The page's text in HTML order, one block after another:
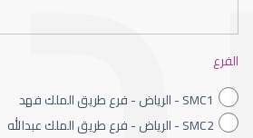
الفرع
SMC1 - الرياض - فرع طريق الملك فهد
SMC2 - الرياض - فرع طريق الملك عبدالله